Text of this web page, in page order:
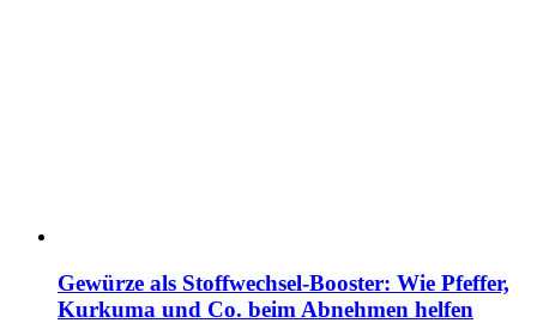
Gewürze als Stoffwechsel-Booster: Wie Pfeffer,
Kurkuma und Co. beim Abnehmen helfen